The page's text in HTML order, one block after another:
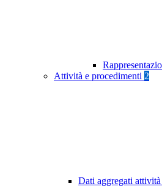
Attività e procedimenti 2
Dati aggregati